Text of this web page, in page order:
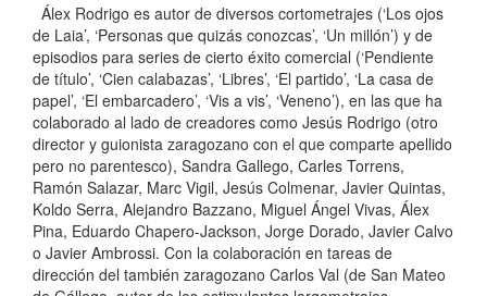
Álex Rodrigo es autor de diversos cortometrajes (‘Los ojos
de Laia’, ‘Personas que quizás conozcas’, ‘Un millón’) y de
episodios para series de cierto éxito comercial (‘Pendiente
de título’, ‘Cien calabazas’, ‘Libres’, ‘El partido’, ‘La casa de
papel’, ‘El embarcadero’, ‘Vis a vis’, ‘Veneno’), en las que ha
colaborado al lado de creadores como Jesús Rodrigo (otro
director y guionista zaragozano con el que comparte apellido
pero no parentesco), Sandra Gallego, Carles Torrens,
Ramón Salazar, Marc Vigil, Jesús Colmenar, Javier Quintas,
Koldo Serra, Alejandro Bazzano, Miguel Ángel Vivas, Álex
Pina, Eduardo Chapero-Jackson, Jorge Dorado, Javier Calvo
o Javier Ambrossi. Con la colaboración en tareas de
dirección del también zaragozano Carlos Val (de San Mateo